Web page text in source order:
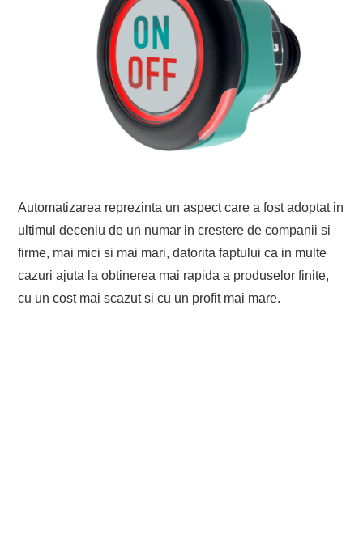
Automatizarea reprezinta un aspect care a fost adoptat in
ultimul deceniu de un numar in crestere de companii si
firme, mai mici si mai mari, datorita faptului ca in multe
cazuri ajuta la obtinerea mai rapida a produselor finite,
cu un cost mai scazut si cu un profit mai mare.